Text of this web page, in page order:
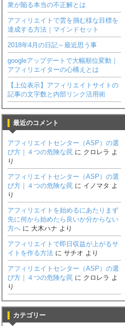
衆が陥る本当の不正解とは
アフィリエイトで雲を掴む様な目標を
達成する方法｜マインドセット
2018年4月の日記～最近思う事
googleアップデートで大幅順位変動｜
アフィリエイターの心構えとは
【上位表示】アフィリエイトサイトの
記事の文字数と内部リンク活用術
最近のコメント
アフィリエイトセンター（ASP）の選
び方｜４つの危険な罠 に クロレラ よ
り
アフィリエイトセンター（ASP）の選
び方｜４つの危険な罠 に イノマタ よ
り
アフィリエイトを始めるにあたりまず
先に何から始めたら良いか分からない
方へ に 大木ハナ より
アフィリエイトで即日収益が上がるサ
イトを作る方法 に サチオ より
アフィリエイトセンター（ASP）の選
び方｜４つの危険な罠 に クロレラ よ
り
カテゴリー